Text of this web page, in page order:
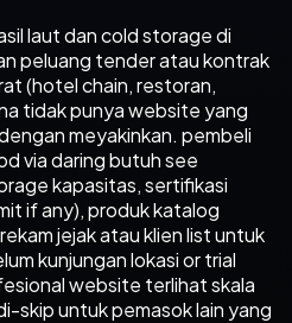
laut dan cold storage di
peluang tender atau kontrak
(hotel chain, restoran,
tidak punya website yang
meyakinkan. pembeli
via daring butuh see
kapasitas, sertifikasi
if any), produk katalog
jejak atau klien list untuk
kunjungan lokasi or trial
website terlihat skala
skip untuk pemasok lain yang